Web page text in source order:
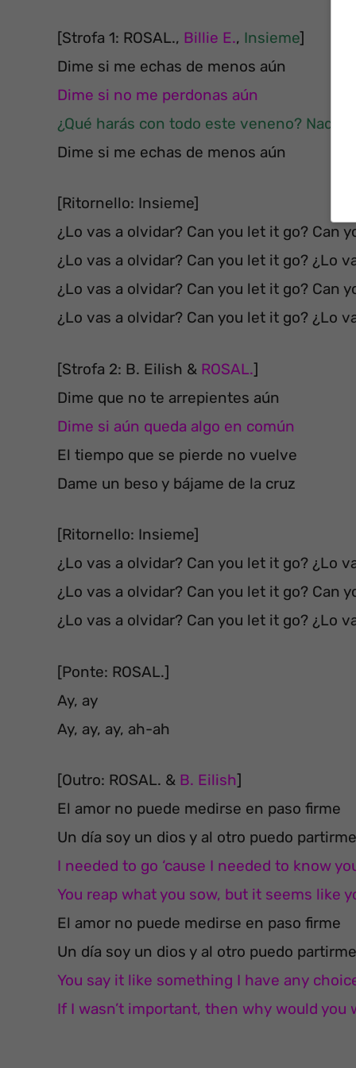
[Strofa 1: ROSAL., Billie E., Insieme]
Dime si me echas de menos aún
Dime si no me perdonas aún
¿Qué harás con todo este veneno? Nada
Dime si me echas de menos aún
[Ritornello: Insieme]
¿Lo vas a olvidar? Can you let it go? Can
¿Lo vas a olvidar? Can you let it go? ¿Lo
¿Lo vas a olvidar? Can you let it go? Can
¿Lo vas a olvidar? Can you let it go? ¿Lo
[Strofa 2: B. Eilish & ROSAL.]
Dime que no te arrepientes aún
Dime si aún queda algo en común
El tiempo que se pierde no vuelve
Dame un beso y bájame de la cruz
[Ritornello: Insieme]
¿Lo vas a olvidar? Can you let it go? ¿Lo
¿Lo vas a olvidar? Can you let it go? Can
¿Lo vas a olvidar? Can you let it go? ¿Lo
[Ponte: ROSAL.]
Ay, ay
Ay, ay, ay, ah-ah
[Outro: ROSAL. & B. Eilish]
El amor no puede medirse en paso firme
Un día soy un dios y al otro puedo partirme
I needed to go ‘cause I needed to know
You reap what you sow, but it seems like
El amor no puede medirse en paso firme
Un día soy un dios y al otro puedo partirme
You say it like something I have any
If I wasn’t important, then why would you